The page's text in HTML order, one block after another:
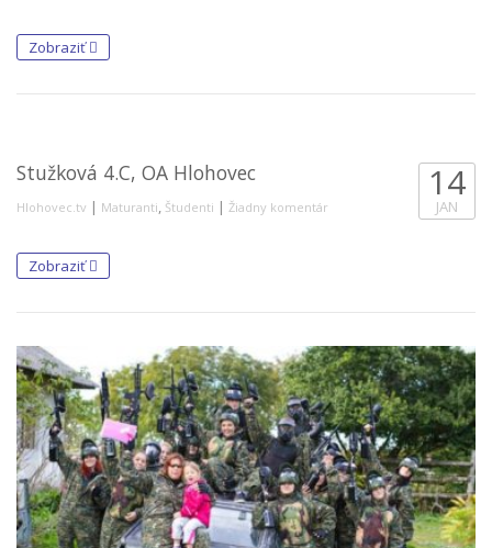
Zobraziť
Stužková 4.C, OA Hlohovec
Hlohovec.tv | Maturanti, Študenti | Žiadny komentár
14
JAN
Zobraziť